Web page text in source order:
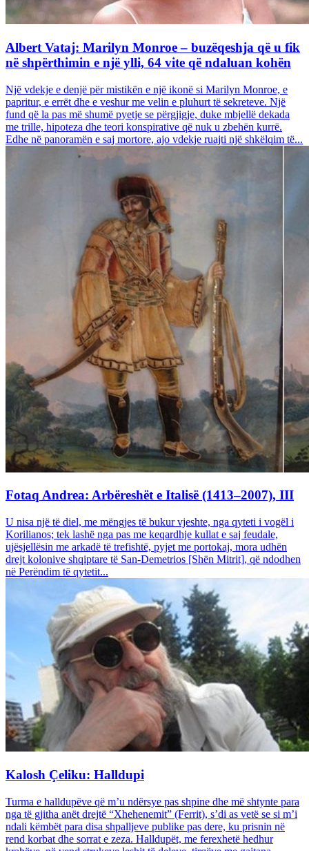
Albert Vataj: Marilyn Monroe – buzëqeshja që u fik
në shpërthimin e një ylli, 64 vite që ndaluan kohën
Një vdekje e denjë për mistikën e një ikonë si Marilyn Monroe, e
papritur, e errët dhe e veshur me velin e pluhurt të sekreteve. Një
fund që la pas më shumë pyetje se përgjigje, duke mbjellë dekada
me trille, hipoteza dhe teori konspirative që nuk u zbehën kurrë.
Edhe në panoramën e saj mortore, ajo vdekje ruajti një shkëlqim të...
Fotaq Andrea: Arbëreshët e Italisë (1413–2007), III
U nisa një të diel, me mëngjes të bukur vjeshte, nga qyteti i vogël i
Korilianos; tek lashë nga pas me keqardhje kullat e saj feudale,
ujësjellësin me arkadë të trefishtë, pyjet me portokaj, mora udhën
drejt kolonive shqiptare të San-Demetrios [Shën Mitrit], që ndodhen
në Perëndim të qytetit...
Kalosh Çeliku: Halldupi
Turma e halldupëve që m’u ndërsye pas shpine dhe më shtynte para
nga të gjitha anët drejtë “Xhehenemit” (Ferrit), s’di as vetë se si m’i
ndali këmbët para disa shpalljeve publike pas dere, ku prisnin në
rend korbat dhe sorrat e zeza. Halldupët, me ferexhetë hedhur